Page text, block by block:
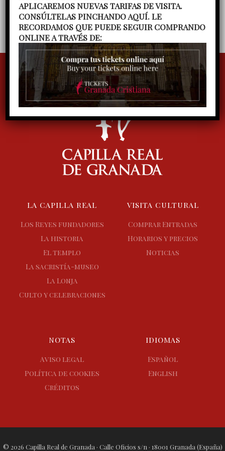
Ilíberis, dirigido por Julieta Vega
LA CAPILLA REAL
Los Reyes fundadores
La historia
El templo
La sacristía-museo
La Lonja
Culto y celebraciones
VISITA CULTURAL
Comprar Entradas
Horarios y precios
Noticias
NOTAS
Aviso legal
Política de cookies
Créditos
IDIOMAS
Español
English
APLICAREMOS NUEVAS TARIFAS DE VISITA.
CONSÚLTELAS PINCHANDO AQUÍ. LE
RECORDAMOS QUE PUEDE SEGUIR COMPRANDO
ONLINE A TRAVÉS DE:
© 2026 Capilla Real de Granada · Calle Oficios s/n · 18001 Granada (España)